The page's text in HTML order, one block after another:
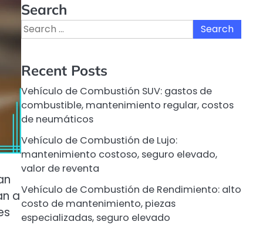
a
Search
Search
for:
Recent Posts
Vehículo de Combustión SUV: gastos de
combustible, mantenimiento regular, costos
de neumáticos
Vehículo de Combustión de Lujo:
mantenimiento costoso, seguro elevado,
valor de reventa
Vehículo de Combustión de Rendimiento: alto
costo de mantenimiento, piezas
especializadas, seguro elevado